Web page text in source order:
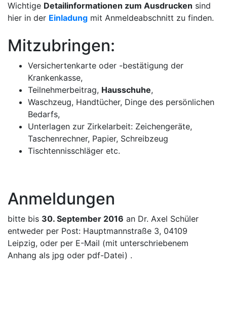
Wichtige Detailinformationen zum Ausdrucken sind
hier in der Einladung mit Anmeldeabschnitt zu finden.
Mitzubringen:
Versichertenkarte oder -bestätigung der
Krankenkasse,
Teilnehmerbeitrag, Hausschuhe,
Waschzeug, Handtücher, Dinge des persönlichen
Bedarfs,
Unterlagen zur Zirkelarbeit: Zeichengeräte,
Taschenrechner, Papier, Schreibzeug
Tischtennisschläger etc.
Anmeldungen
bitte bis 30. September 2016 an Dr. Axel Schüler
entweder per Post: Hauptmannstraße 3, 04109
Leipzig, oder per E-Mail (mit unterschriebenem
Anhang als jpg oder pdf-Datei) .